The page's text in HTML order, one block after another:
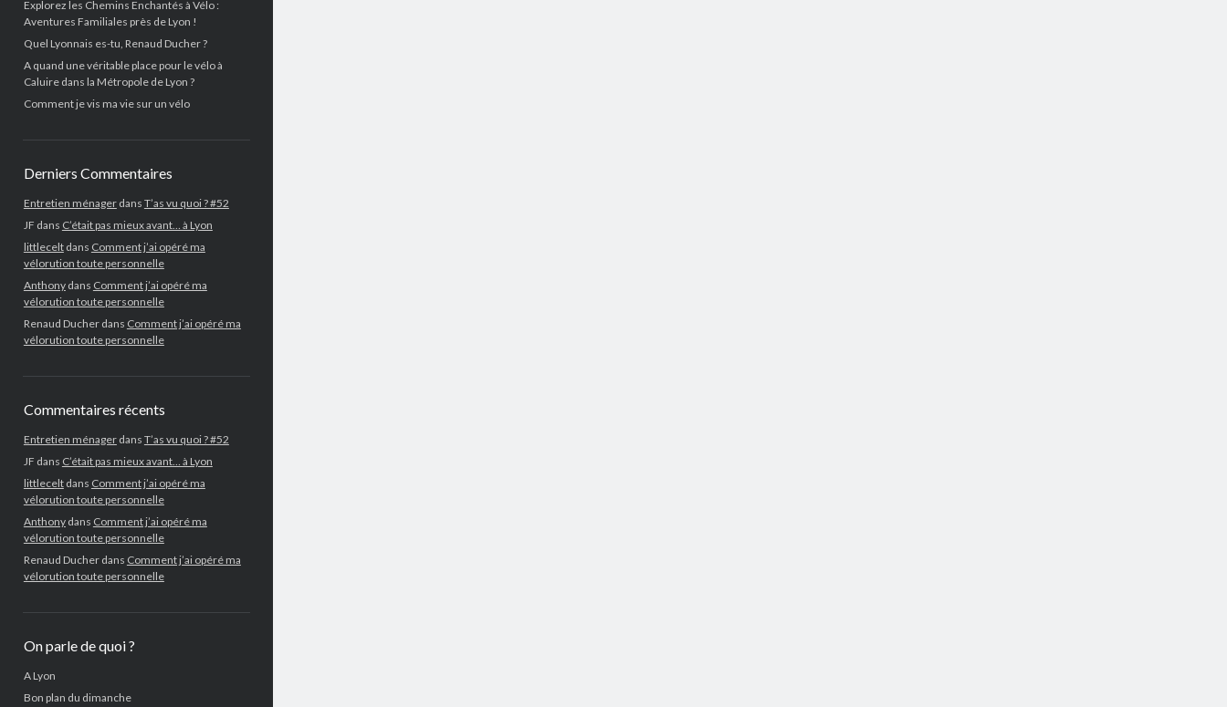
Explorez les Chemins Enchantés à Vélo :
Aventures Familiales près de Lyon !
Quel Lyonnais es-tu, Renaud Ducher ?
A quand une véritable place pour le vélo à
Caluire dans la Métropole de Lyon ?
Comment je vis ma vie sur un vélo
Derniers Commentaires
Entretien ménagerdans T’as vu quoi ? #52
JF dans C’était pas mieux avant… à Lyon
littleceltdans Comment j’ai opéré ma
vélorution toute personnelle
Anthonydans Comment j’ai opéré ma
vélorution toute personnelle
Renaud Ducherdans Comment j’ai opéré ma
vélorution toute personnelle
Commentaires récents
Entretien ménagerdans T’as vu quoi ? #52
JF dans C’était pas mieux avant… à Lyon
littleceltdans Comment j’ai opéré ma
vélorution toute personnelle
Anthonydans Comment j’ai opéré ma
vélorution toute personnelle
Renaud Ducherdans Comment j’ai opéré ma
vélorution toute personnelle
On parle de quoi ?
A Lyon
Bon plan du dimanche